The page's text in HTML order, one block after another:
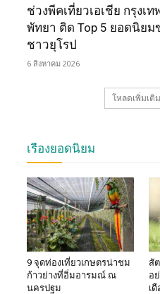
ช่วงพีคเที่ยวเอเชีย กรุงเ
พัทยา ติด Top 5 ยอดนิยม
ชาวยุโรป
6 สิงหาคม 2026
โหลดเพิ่มเติม
เรื่องยอดนิยม
9 จุดท่องเที่ยวเกษตรน่าชม
ก้าวย่างที่อิ่มอารมณ์ ณ
นครปฐม
สั
อ
เ